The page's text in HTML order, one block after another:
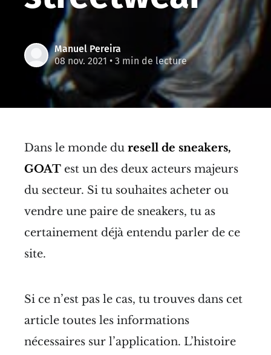
Manuel Pereira
08 nov. 2021 • 3 min de lecture
Dans le monde du resell de sneakers,
GOAT est un des deux acteurs majeurs
du secteur. Si tu souhaites acheter ou
vendre une paire de sneakers, tu as
certainement déjà entendu parler de ce
site.
Si ce n’est pas le cas, tu trouves dans cet
article toutes les informations
nécessaires sur l’application. L’histoire